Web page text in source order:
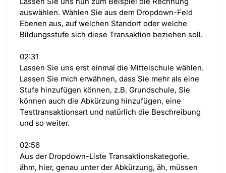
auswählen. Wählen Sie aus dem Dropdown-Feld
Ebenen aus, auf welchen Standort oder welche
Bildungsstufe sich diese Transaktion beziehen soll.
02:31
Lassen Sie uns erst einmal die Mittelschule wählen.
Lassen Sie mich erwähnen, dass Sie mehr als eine
Stufe hinzufügen können, z.B. Grundschule, Sie
können auch die Abkürzung hinzufügen, eine
Testtransaktionsart und natürlich die Beschreibung
und so weiter.
02:56
Aus der Dropdown-Liste Transaktionskategorie,
ähm, hier, genau unter der Abkürzung, äh, müssen